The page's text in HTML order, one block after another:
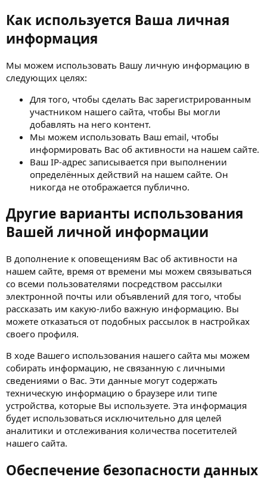
Как используется Ваша личная
информация
Мы можем использовать Вашу личную информацию в
следующих целях:
Для того, чтобы сделать Вас зарегистрированным
участником нашего сайта, чтобы Вы могли
добавлять на него контент.
Мы можем использовать Ваш email, чтобы
информировать Вас об активности на нашем сайте.
Ваш IP-адрес записывается при выполнении
определённых действий на нашем сайте. Он
никогда не отображается публично.
Другие варианты использования
Вашей личной информации
В дополнение к оповещениям Вас об активности на
нашем сайте, время от времени мы можем связываться
со всеми пользователями посредством рассылки
электронной почты или объявлений для того, чтобы
рассказать им какую-либо важную информацию. Вы
можете отказаться от подобных рассылок в настройках
своего профиля.
В ходе Вашего использования нашего сайта мы можем
собирать информацию, не связанную с личными
сведениями о Вас. Эти данные могут содержать
техническую информацию о браузере или типе
устройства, которые Вы используете. Эта информация
будет использоваться исключительно для целей
аналитики и отслеживания количества посетителей
нашего сайта.
Обеспечение безопасности данных